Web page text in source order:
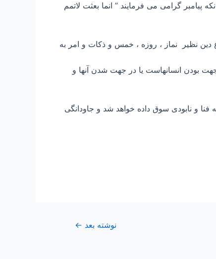
گرامی می فرمایند ” انما بعثت لاتمم
دین نظیر نماز ، روزه ، خمس و ذکات و امر به
بودن انسانهاست یا در جهت شدن آنها و
فنا و نابودی سوق داده خواهد شد و جاودانگی
نوشته بعد ←